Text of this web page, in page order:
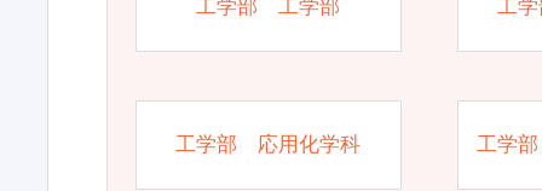
工学部 工学部 工
工学部 応用化学科 工学